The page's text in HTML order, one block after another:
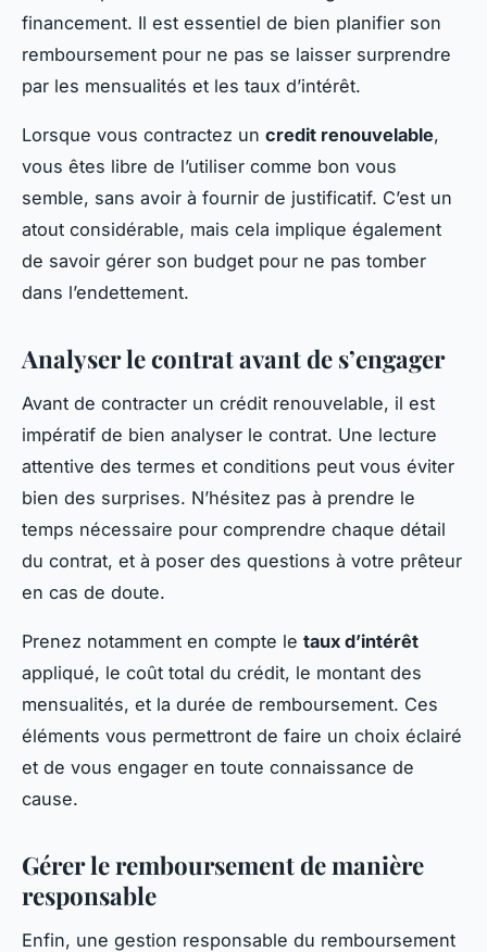
financement. Il est essentiel de bien planifier son
remboursement pour ne pas se laisser surprendre
par les mensualités et les taux d’intérêt.
Lorsque vous contractez un credit renouvelable,
vous êtes libre de l’utiliser comme bon vous
semble, sans avoir à fournir de justificatif. C’est un
atout considérable, mais cela implique également
de savoir gérer son budget pour ne pas tomber
dans l’endettement.
Analyser le contrat avant de s’engager
Avant de contracter un crédit renouvelable, il est
impératif de bien analyser le contrat. Une lecture
attentive des termes et conditions peut vous éviter
bien des surprises. N’hésitez pas à prendre le
temps nécessaire pour comprendre chaque détail
du contrat, et à poser des questions à votre prêteur
en cas de doute.
Prenez notamment en compte le taux d’intérêt
appliqué, le coût total du crédit, le montant des
mensualités, et la durée de remboursement. Ces
éléments vous permettront de faire un choix éclairé
et de vous engager en toute connaissance de
cause.
Gérer le remboursement de manière
responsable
Enfin, une gestion responsable du remboursement